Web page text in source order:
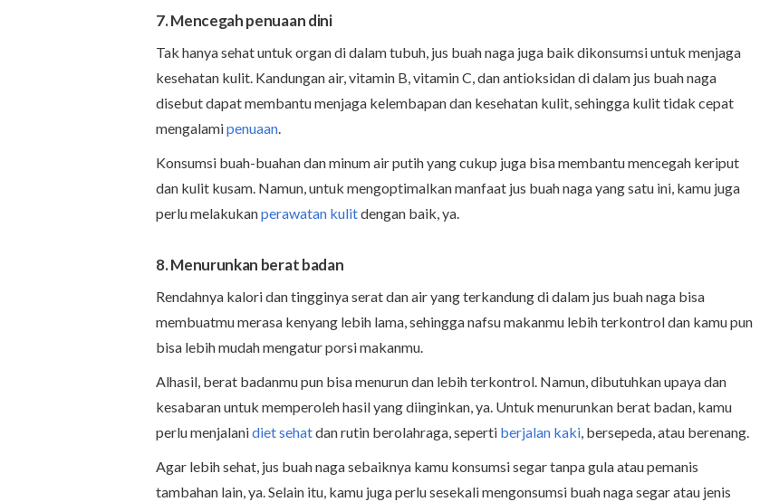
7. Mencegah penuaan dini
Tak hanya sehat untuk organ di dalam tubuh, jus buah naga juga baik dikonsumsi untuk menjaga
kesehatan kulit. Kandungan air, vitamin B, vitamin C, dan antioksidan di dalam jus buah naga
disebut dapat membantu menjaga kelembapan dan kesehatan kulit, sehingga kulit tidak cepat
mengalamipenuaan.
Konsumsi buah-buahan dan minum air putih yang cukup juga bisa membantu mencegah keriput
dan kulit kusam. Namun, untuk mengoptimalkan manfaat jus buah naga yang satu ini, kamu juga
perlu melakukanperawatan kulitdengan baik, ya.
8. Menurunkan berat badan
Rendahnya kalori dan tingginya serat dan air yang terkandung di dalam jus buah naga bisa
membuatmu merasa kenyang lebih lama, sehingga nafsu makanmu lebih terkontrol dan kamu pun
bisa lebih mudah mengatur porsi makanmu.
Alhasil, berat badanmu pun bisa menurun dan lebih terkontrol. Namun, dibutuhkan upaya dan
kesabaran untuk memperoleh hasil yang diinginkan, ya. Untuk menurunkan berat badan, kamu
perlu menjalanidiet sehatdan rutin berolahraga, seperti berjalan kaki, bersepeda, atau berenang.
Agar lebih sehat, jus buah naga sebaiknya kamu konsumsi segar tanpa gula atau pemanis
tambahan lain, ya. Selain itu, kamu juga perlu sesekali mengonsumsi buah naga segar atau jenis